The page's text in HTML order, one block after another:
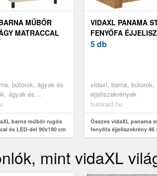
MŰBŐR
MATRACCAL
90X190 CM
bútorok, ágyak és
ágyak és
barna műbőr rugós
és LED-del 90x190 cm
VIDAXL PANAMA
FENYŐFA
46 X 40 X 57 CM
5 db
vidaxl, barna, bútorok,
éjjeliszekrények
butoraid.hu
Összes vidaXL panama
fenyőfa éjjeliszekrény 46
cm
mint vidaXL